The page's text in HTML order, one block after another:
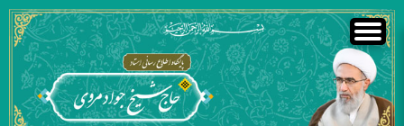
پرش
محتوا